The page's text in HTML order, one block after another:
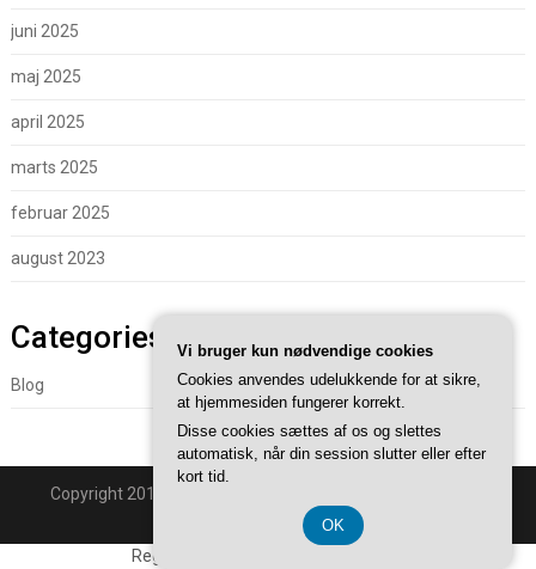
juni 2025
maj 2025
april 2025
marts 2025
februar 2025
august 2023
Categories
Blog
Copyright 2018 - Powered By
Back to Top ↑
Registreringsnummer DK374 077 39
Vi bruger kun nødvendige cookies
Cookies anvendes udelukkende for at sikre,
at hjemmesiden fungerer korrekt.
Disse cookies sættes af os og slettes
automatisk, når din session slutter eller efter
kort tid.
OK